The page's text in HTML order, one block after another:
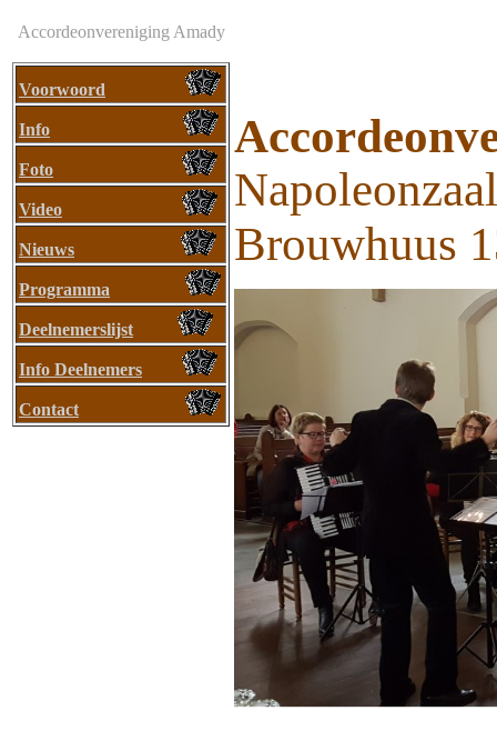
Accordeonvereniging Amady
Voorwoord
Info
Foto
Video
Nieuws
Programma
Deelnemerslijst
Info Deelnemers
Contact
Brouwhuus